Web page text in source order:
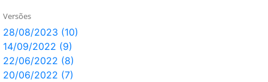
Versões
28/08/2023 (10)
14/09/2022 (9)
22/06/2022 (8)
20/06/2022 (7)